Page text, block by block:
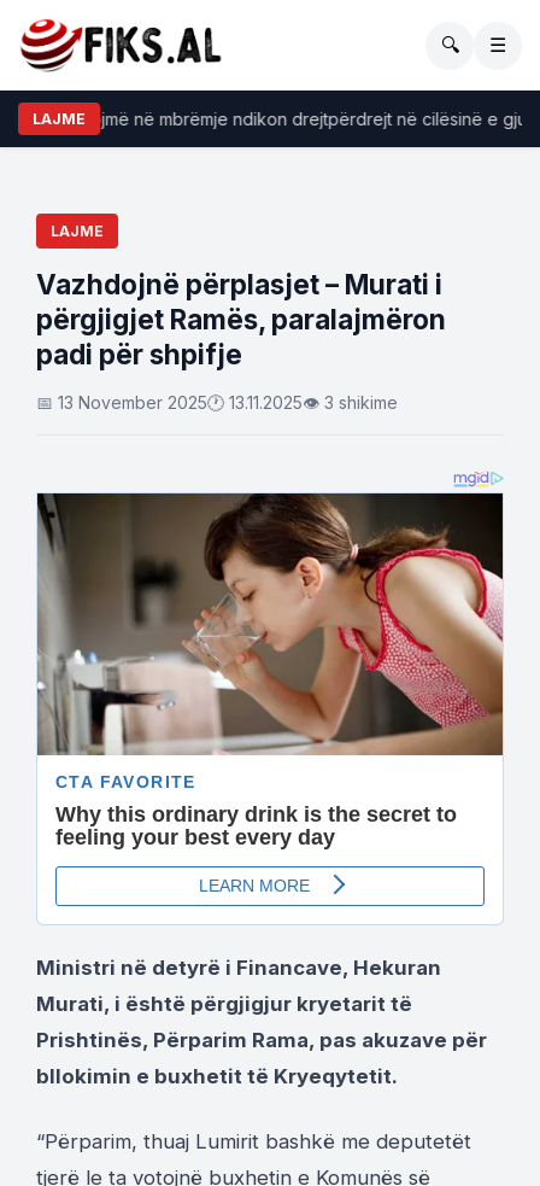
🔍 ☰
LAJME
konsumojmë në mbrëmje ndikon drejtpërdrejt në cilësinë e gjumit
LAJME
Vazhdojnë përplasjet – Murati i
përgjigjet Ramës, paralajmëron
padi për shpifje
📅 13 November 2025🕐 13.11.2025👁 3 shikime
Ministri në detyrë i Financave, Hekuran
Murati, i është përgjigjur kryetarit të
Prishtinës, Përparim Rama, pas akuzave për
bllokimin e buxhetit të Kryeqytetit.
“Përparim, thuaj Lumirit bashkë me deputetët
tjerë le ta votojnë buxhetin e Komunës së